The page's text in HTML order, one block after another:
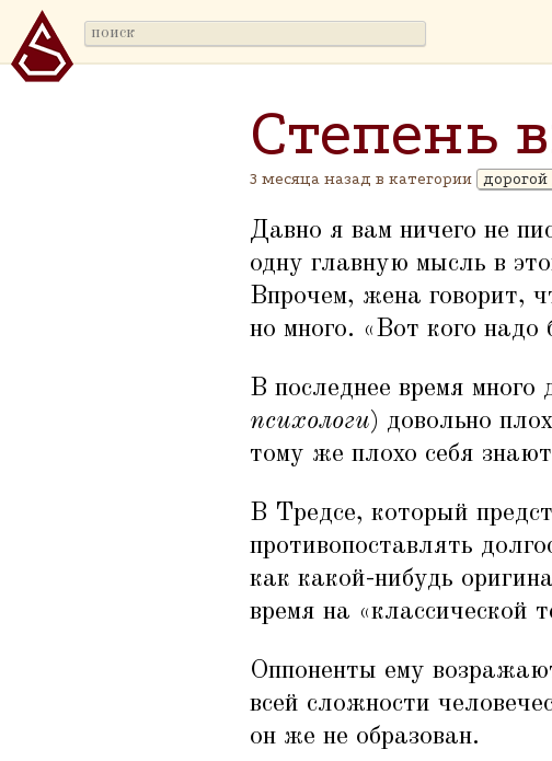
Степень
3 месяца назад в категории
Давно я вам ничего не
одну главную мысль в
Впрочем, жена говорит,
но много. «Вот кого надо
В последнее время
психологи) довольно
тому же плохо себя
В Тредсе, который
противопоставлять
как какой-нибудь
время на «классической
Оппоненты ему
всей сложности
он же не образован.